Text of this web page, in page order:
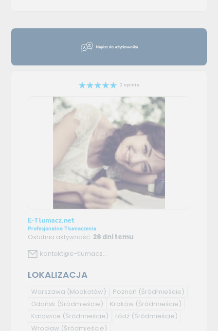
Napisz do użytkownika
2 opinie
E-Tlumacz.net
Profesjonalne Tłumaczenia
Ostatnia aktywność: 26 dni temu
kontakt@e-tlumacz...
LOKALIZACJA
Warszawa (Mookotów) Poznań (Śródmieście)
Gdańsk (Śródmieście) Kraków (Śródmieście)
Katowice (Śródmieście) Łódź (Śródmieście)
Wrocław (Śródmieście)